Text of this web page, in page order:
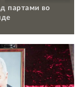
партами во